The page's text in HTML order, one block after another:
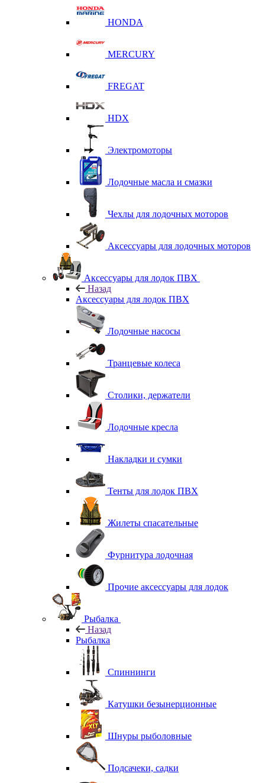
HONDA
MERCURY
FREGAT
HDX
Электромоторы
Лодочные масла и смазки
Чехлы для лодочных моторов
Аксессуары для лодочных моторов
Аксессуары для лодок ПВХ
Назад
Аксессуары для лодок ПВХ
Лодочные насосы
Транцевые колеса
Столики, держатели
Лодочные кресла
Накладки и сумки
Тенты для лодок ПВХ
Жилеты спасательные
Фурнитура лодочная
Прочие аксессуары для лодок
Рыбалка
Назад
Рыбалка
Спиннинги
Катушки безынерционные
Шнуры рыболовные
Подсачеки, садки